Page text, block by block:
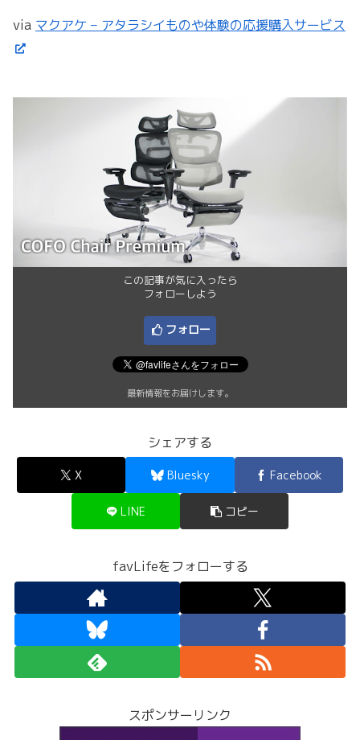
via マクアケ – アタラシイものや体験の応援購入サービス
この記事が気に入ったら
フォローしよう
フォロー
最新情報をお届けします。
シェアする
X Bluesky Facebook
LINE コピー
favLifeをフォローする
スポンサーリンク